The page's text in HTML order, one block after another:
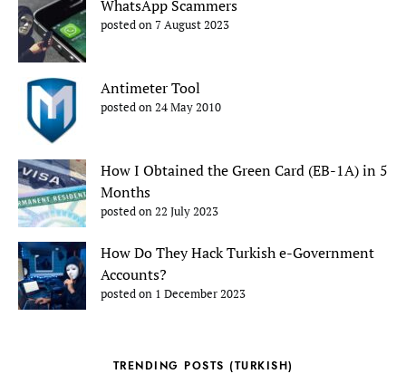
WhatsApp Scammers
posted on 7 August 2023
Antimeter Tool
posted on 24 May 2010
How I Obtained the Green Card (EB-1A) in 5
Months
posted on 22 July 2023
How Do They Hack Turkish e-Government
Accounts?
posted on 1 December 2023
TRENDING POSTS (TURKISH)